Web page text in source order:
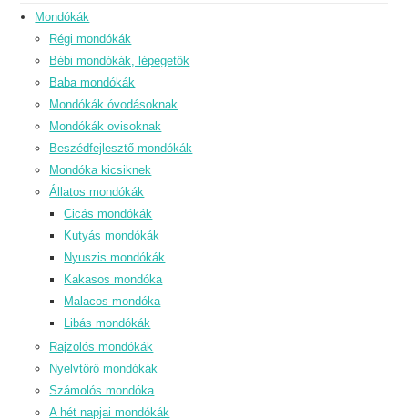
Mondókák
Régi mondókák
Bébi mondókák, lépegetők
Baba mondókák
Mondókák óvodásoknak
Mondókák ovisoknak
Beszédfejlesztő mondókák
Mondóka kicsiknek
Állatos mondókák
Cicás mondókák
Kutyás mondókák
Nyuszis mondókák
Kakasos mondóka
Malacos mondóka
Libás mondókák
Rajzolós mondókák
Nyelvtörő mondókák
Számolós mondóka
A hét napjai mondókák